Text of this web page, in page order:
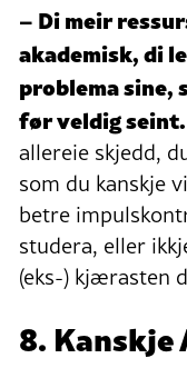
– Di meir
akademisk, di
problema sine,
før veldig seint.
allereie skjedd,
som du kanskje
betre
studera, eller
(eks-) kjærasten
8. Kanskje